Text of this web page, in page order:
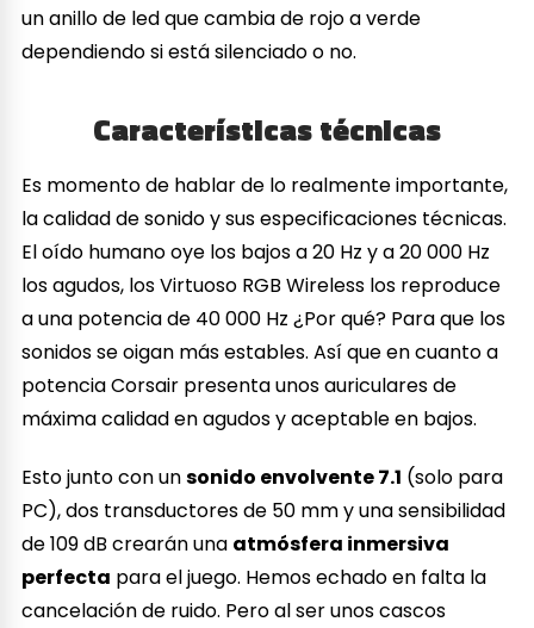
un anillo de led que cambia de rojo a verde
dependiendo si está silenciado o no.
Características técnicas
Es momento de hablar de lo realmente importante,
la calidad de sonido y sus especificaciones técnicas.
El oído humano oye los bajos a 20 Hz y a 20 000 Hz
los agudos, los Virtuoso RGB Wireless los reproduce
a una potencia de 40 000 Hz ¿Por qué? Para que los
sonidos se oigan más estables. Así que en cuanto a
potencia Corsair presenta unos auriculares de
máxima calidad en agudos y aceptable en bajos.
Esto junto con unsonido envolvente 7.1 (solo para
PC), dos transductores de 50 mm y una sensibilidad
de 109 dB crearán una atmósfera inmersiva
perfecta para el juego. Hemos echado en falta la
cancelación de ruido. Pero al ser unos cascos